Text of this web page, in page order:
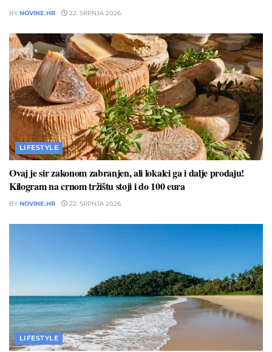
BY NOVINE.HR 22. SRPNJA 2026.
LIFESTYLE
Ovaj je sir zakonom zabranjen, ali lokalci ga i dalje prodaju!
Kilogram na crnom tržištu stoji i do 100 eura
BY NOVINE.HR 22. SRPNJA 2026.
LIFESTYLE